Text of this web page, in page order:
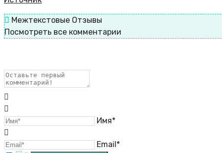
Межтекстовые Отзывы
Посмотреть все комментарии
Имя*
Email*